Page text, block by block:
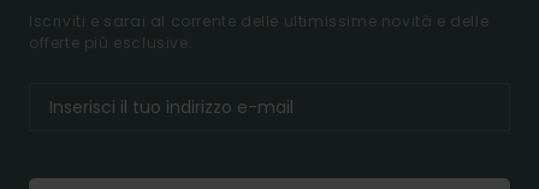
Iscriviti e sarai al corrente delle ultimissime novità e delle
offerte più esclusive.